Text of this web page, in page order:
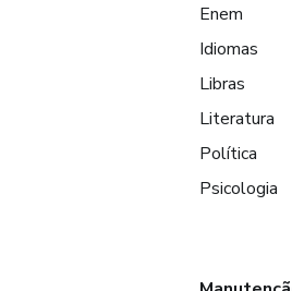
Enem
Idiomas
Libras
Literatura
Política
Psicologia